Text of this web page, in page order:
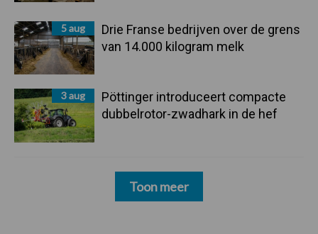
5 aug
Drie Franse bedrijven over de grens
van 14.000 kilogram melk
3 aug
Pöttinger introduceert compacte
dubbelrotor-zwadhark in de hef
Toon meer